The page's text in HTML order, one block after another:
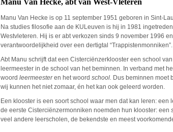
Manu Van Hecke, abt van West-Vleteren
Manu Van Hecke is op 11 september 1951 geboren in Sint-
Na studies filosofie aan de KULeuven is hij in 1981
Westvleteren. Hij is er abt verkozen sinds 9 november 1996
verantwoordelijkheid over een dertigtal “Trappistenmonniken”.
Abt Manu schrijft dat een Cisterciënzerklooster een school van
leermeester in de school van het beminnen. In verband met
woord leermeesteren het woord school. Dus beminnen moet
wij kunnen het niet zomaar, én het kan ook geleerd worden.
Een klooster is een soort school waar men dat kan leren: een
de eerste Cisterciënzermonniken noemden hun klooster: een
veel andere leerscholen, de bekendste en meest